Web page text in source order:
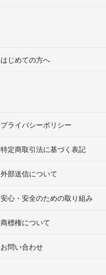
はじめての方へ
プライバシーポリシー
特定商取引法に基づく表記
外部送信について
安心・安全のための取り組み
商標権について
お問い合わせ